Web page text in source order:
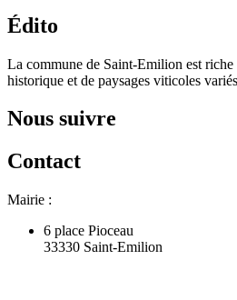
Édito
La commune de Saint-Emilion est
historique et de paysages viticoles
Nous suivre
Contact
Mairie :
6 place Pioceau
33330 Saint-Emilion